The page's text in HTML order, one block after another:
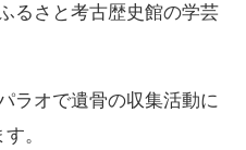
るさと考古歴史館の学芸
ラオで遺骨の収集活動に
。